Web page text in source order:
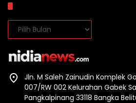
Arsip
Jln. M Saleh Zainudin Komplek
007/RW 002 Kelurahan Gabek
Pangkalpinang 33118 Bangka